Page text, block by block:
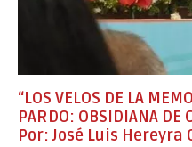
“LOS VELOS DE LA
PARDO: OBSIDIANA DE
Por: José Luis Hereyra